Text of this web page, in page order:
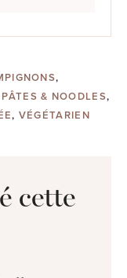
,
PÂTES & NOODLES,
, VÉGÉTARIEN
cette